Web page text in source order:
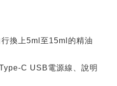
換上5ml至15ml的精油
C USB電源線、說明